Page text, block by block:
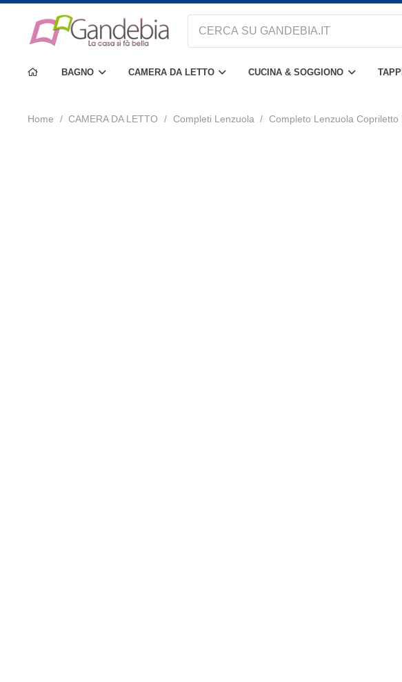
BAGNO CAMERA DA LETTO CUCINA & SOGGIONO
Home / CAMERA DA LETTO / Completi Lenzuola / Completo Lenzuola Copriletto